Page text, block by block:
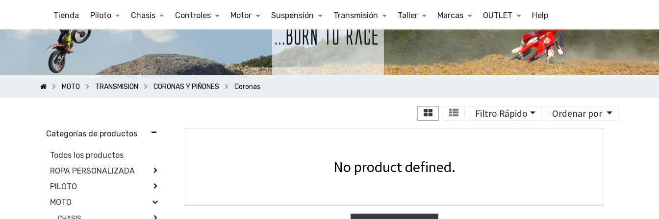
Tienda Piloto Chasis Controles Motor Suspensión Transmisión Taller Marcas OUTLET Help
MOTO TRANSMISION CORONAS Y PIÑONES Coronas
Ordenar por
Filtro Rápido
Categorías de productos
Todos los productos
ROPA PERSONALIZADA
PILOTO
MOTO
No product defined.